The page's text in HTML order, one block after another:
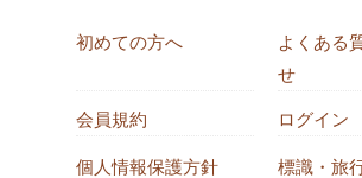
初めての方へ
よくある
せ
会員規約 ログイン
個人情報保護方針 標識・旅